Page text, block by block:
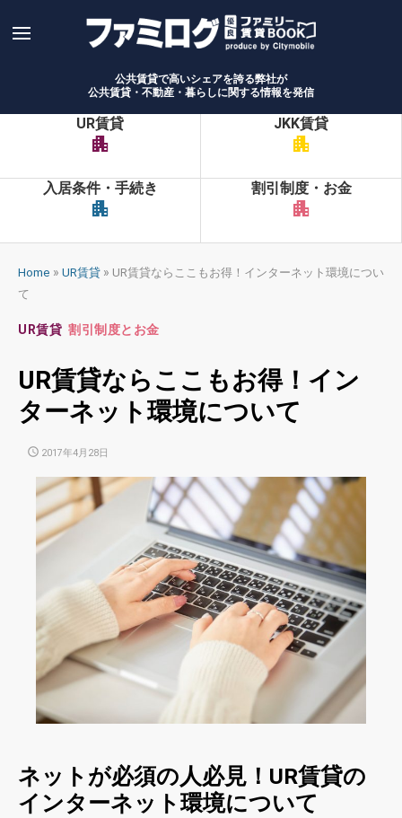
公共賃貸で高いシェアを誇る弊社が
公共賃貸・不動産・暮らしに関する情報を発信
UR賃貸
apartment
JKK賃貸
apartment
入居条件・手続き
apartment
割引制度・お金
apartment
Home » UR賃貸 » UR賃貸ならここもお得！インターネット環境につい
て
UR賃貸 割引制度とお金
UR賃貸ならここもお得！イン
ターネット環境について
POSTED
2017年4月28日
ネットが必須の人必見！UR賃貸の
インターネット環境について